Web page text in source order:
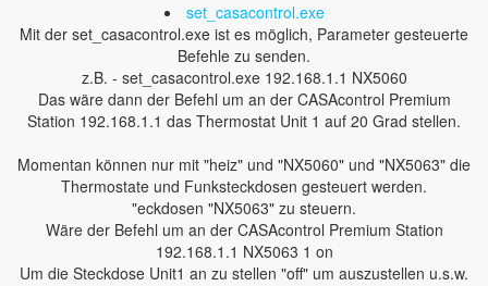
set_casacontrol.exe
Mit der set_casacontrol.exe ist es möglich, Parameter gesteuerte
Befehle zu senden.
z.B. - set_casacontrol.exe 192.168.1.1 NX5060
Das wäre dann der Befehl um an der CASAcontrol Premium
Station 192.168.1.1 das Thermostat Unit 1 auf 20 Grad stellen.
Momentan können nur mit "heiz" und "NX5060" und "NX5063" die
Thermostate und Funksteckdosen gesteuert werden.
"eckdosen "NX5063" zu steuern.
Wäre der Befehl um an der CASAcontrol Premium Station
192.168.1.1 NX5063 1 on
Um die Steckdose Unit1 an zu stellen "off" um auszustellen u.s.w.